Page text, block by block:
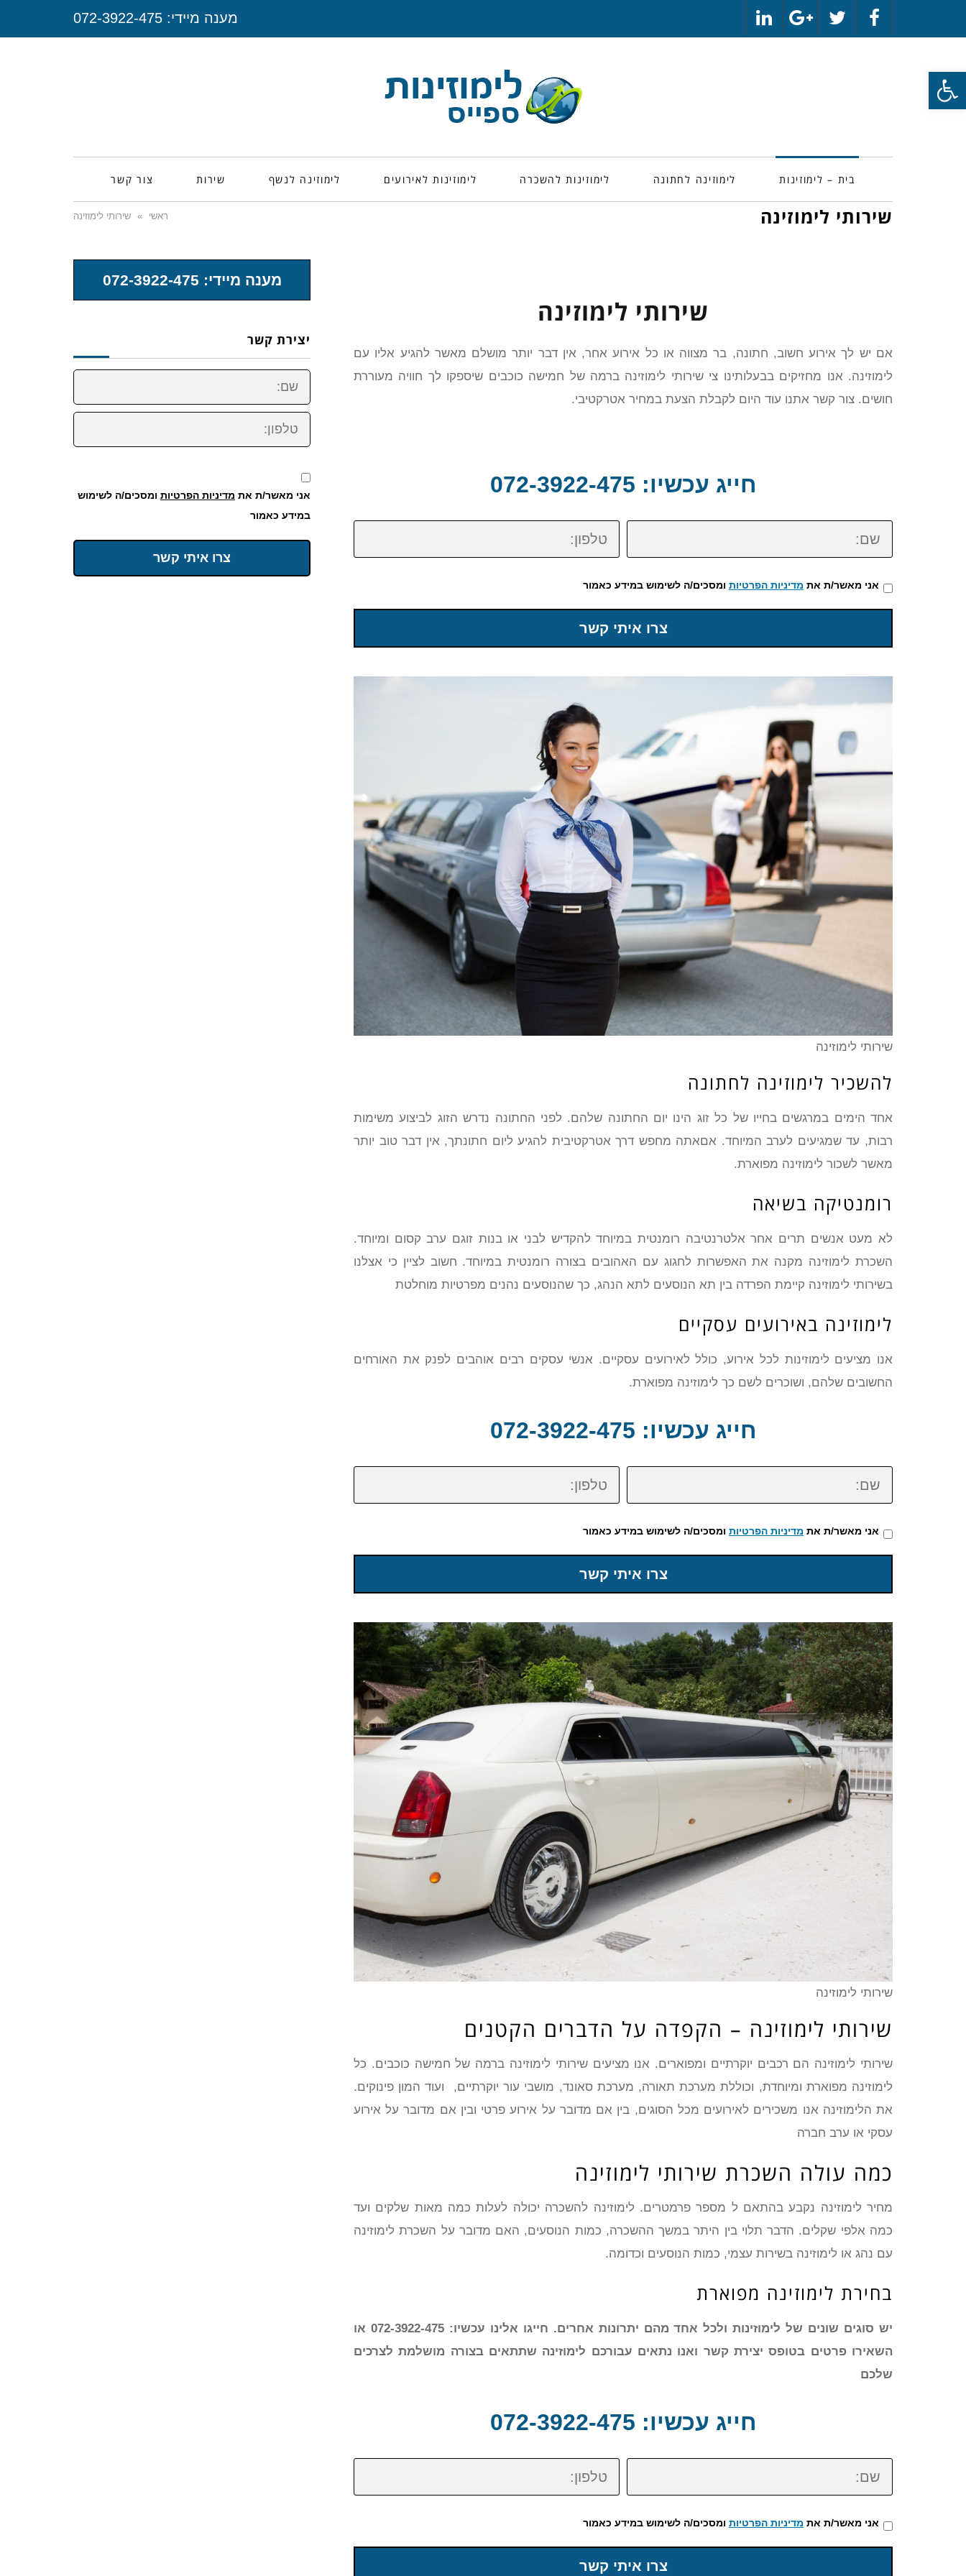
פתח סרגל נגישות
Facebook
Twitter
Google+
LinkedIn
מענה מיידי: 072-3922-475
בית – לימוזינות לימוזינה לחתונה לימוזינות להשכרה לימוזינות לאירועים לימוזינה לנשף שירות צור קשר
שירותי לימוזינה ראשי » שירותי לימוזינה
שירותי לימוזינה
אם יש לך אירוע חשוב, חתונה, בר מצווה או כל אירוע אחר, אין דבר יותר מושלם מאשר להגיע אליו עם
לימוזינה. אנו מחזיקים בבעלותינו צי שירותי לימוזינה ברמה של חמישה כוכבים שיספקו לך חוויה מעוררת
חושים. צור קשר אתנו עוד היום לקבלת הצעת במחיר אטרקטיבי.
חייג עכשיו: 072-3922-475
שם: טלפון:
אני מאשר/ת את מדיניות הפרטיות ומסכים/ה לשימוש במידע כאמור
צרו איתי קשר
שירותי לימוזינה
להשכיר לימוזינה לחתונה
אחד הימים במרגשים בחייו של כל זוג הינו יום החתונה שלהם. לפני החתונה נדרש הזוג לביצוע משימות
רבות, עד שמגיעים לערב המיוחד. אםאתה מחפש דרך אטרקטיבית להגיע ליום חתונתך, אין דבר טוב יותר
מאשר לשכור לימוזינה מפוארת.
רומנטיקה בשיאה
לא מעט אנשים תרים אחר אלטרנטיבה רומנטית במיוחד להקדיש לבני או בנות זוגם ערב קסום ומיוחד.
השכרת לימוזינה מקנה את האפשרות לחגוג עם האהובים בצורה רומנטית במיוחד. חשוב לציין כי אצלנו
בשירותי לימוזינה קיימת הפרדה בין תא הנוסעים לתא הנהג, כך שהנוסעים נהנים מפרטיות מוחלטת
לימוזינה באירועים עסקיים
אנו מציעים לימוזינות לכל אירוע, כולל לאירועים עסקיים. אנשי עסקים רבים אוהבים לפנק את האורחים
החשובים שלהם, ושוכרים לשם כך לימוזינה מפוארת.
חייג עכשיו: 072-3922-475
שם: טלפון:
אני מאשר/ת את מדיניות הפרטיות ומסכים/ה לשימוש במידע כאמור
צרו איתי קשר
שירותי לימוזינה
שירותי לימוזינה – הקפדה על הדברים הקטנים
שירותי לימוזינה הם רכבים יוקרתיים ומפוארים. אנו מציעים שירותי לימוזינה ברמה של חמישה כוכבים. כל
לימוזינה מפוארת ומיוחדת, וכוללת מערכת תאורה, מערכת סאונד, מושבי עור יוקרתיים, ועוד המון פינוקים.
את הלימוזינה אנו משכירים לאירועים מכל הסוגים, בין אם מדובר על אירוע פרטי ובין אם מדובר על אירוע
עסקי או ערב חברה
כמה עולה השכרת שירותי לימוזינה
מחיר לימוזינה נקבע בהתאם ל מספר פרמטרים. לימוזינה להשכרה יכולה לעלות כמה מאות שלקים ועד
כמה אלפי שקלים. הדבר תלוי בין היתר במשך ההשכרה, כמות הנוסעים, האם מדובר על השכרת לימוזינה
עם נהג או לימוזינה בשירות עצמי, כמות הנוסעים וכדומה.
בחירת לימוזינה מפוארת
יש סוגים שונים של לימוזינות ולכל אחד מהם יתרונות אחרים. חייגו אלינו עכשיו: 072-3922-475 או
השאירו פרטים בטופס יצירת קשר ואנו נתאים עבורכם לימוזינה שתתאים בצורה מושלמת לצרכים
שלכם
חייג עכשיו: 072-3922-475
שם: טלפון:
אני מאשר/ת את מדיניות הפרטיות ומסכים/ה לשימוש במידע כאמור
צרו איתי קשר
מענה מיידי: 072-3922-475
יצירת קשר
שם:
טלפון:
אני מאשר/ת את מדיניות הפרטיות ומסכים/ה לשימוש
במידע כאמור
צרו איתי קשר